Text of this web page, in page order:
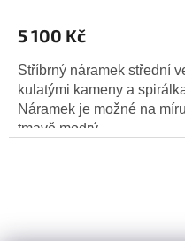
5 100 Kč
Stříbrný náramek střední
kulatými kameny a
Náramek je možné na
tmavě modrý...